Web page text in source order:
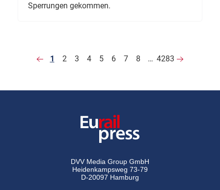
Sperrungen gekommen.
1 2 3 4 5 6 7 8 … 4283
DVV Media Group GmbH
Heidenkampsweg 73-79
D-20097 Hamburg